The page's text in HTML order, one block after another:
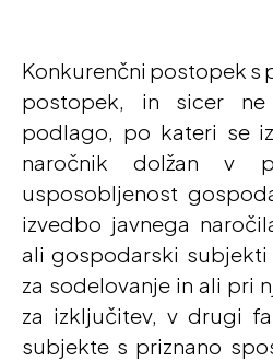
Konkurenčni postopek s
postopek, in sicer
podlago, po kateri se
naročnik dolžan v
usposobljenost
izvedbo javnega
ali gospodarski
za sodelovanje in ali pri
za izključitev, v drugi
subjekte s priznano